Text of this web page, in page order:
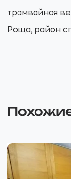
трамвайная
Роща, район